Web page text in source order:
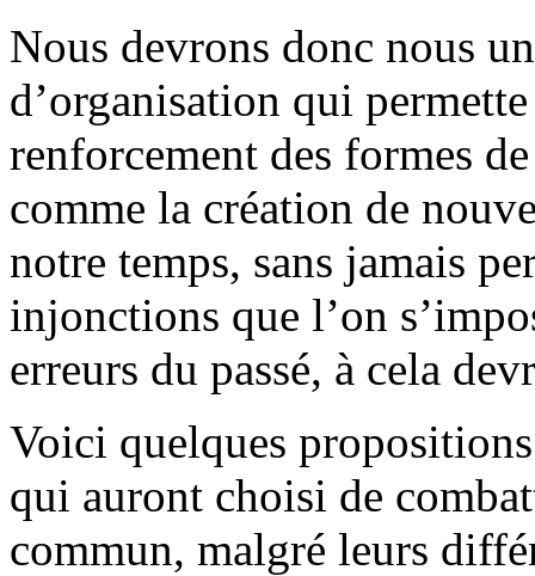
Nous devrons donc nous
d’organisation qui
renforcement des formes
comme la création de
notre temps, sans jamais
injonctions que l’on
erreurs du passé, à cela
Voici quelques
qui auront choisi de
commun, malgré leurs